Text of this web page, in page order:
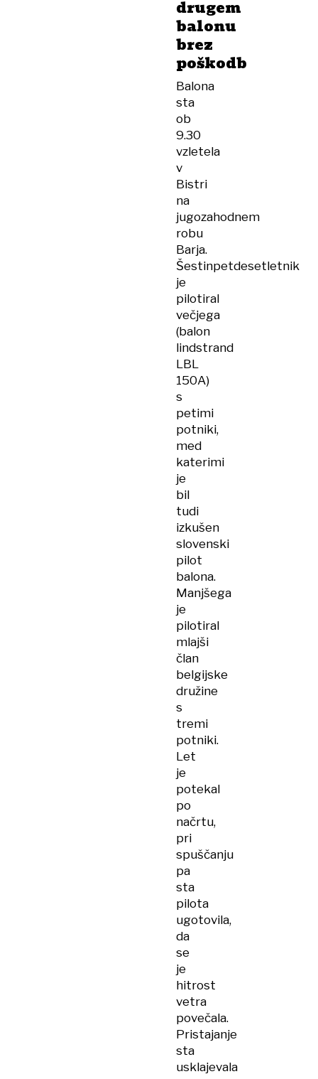
drugem
balonu
brez
poškodb
Balona
sta
ob
9.30
vzletela
v
Bistri
na
jugozahodnem
robu
Barja.
Šestinpetdesetletnik
je
pilotiral
večjega
(balon
lindstrand
LBL
150A)
s
petimi
potniki,
med
katerimi
je
bil
tudi
izkušen
slovenski
pilot
balona.
Manjšega
je
pilotiral
mlajši
član
belgijske
družine
s
tremi
potniki.
Let
je
potekal
po
načrtu,
pri
spuščanju
pa
sta
pilota
ugotovila,
da
se
je
hitrost
vetra
povečala.
Pristajanje
sta
usklajevala